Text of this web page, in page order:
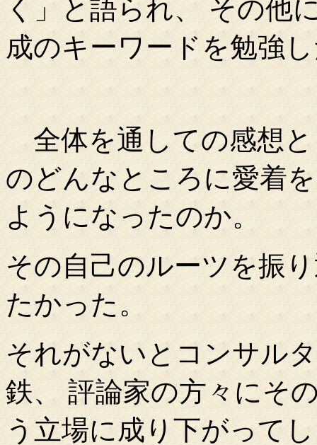
く」と語られ、 その他
成のキーワードを勉強
全体を通しての感想と
のどんなところに愛着
ようになったのか。
その自己のルーツを振
たかった。
それがないとコンサル
鉄、 評論家の方々にそ
う立場に成り下がって